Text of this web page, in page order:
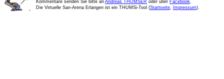
Kommentare senden Sie bitte an Andreas THUMSER oder über Facebook.
Die Virtuelle San-Arena Erlangen ist ein THUMSi-Tool (Startseite, Impressum).